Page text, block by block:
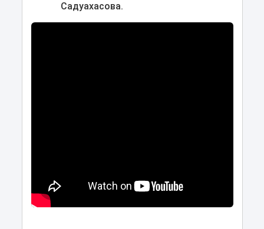
Садуахасова.